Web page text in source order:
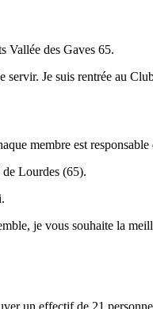
Vallée des Gaves 65.
Je suis rentrée au
membre est
de Lourdes (65).
je vous souhaite la
un effectif de 21